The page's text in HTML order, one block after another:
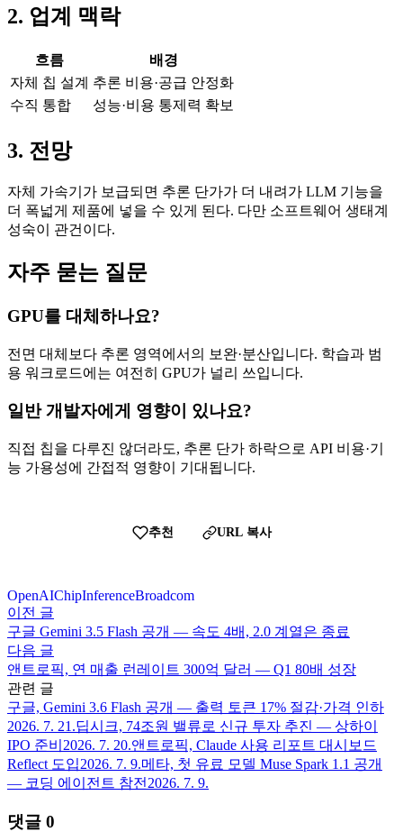
2. 업계 맥락
흐름
배경
자체 칩 설계 추론 비용·공급 안정화
수직 통합
성능·비용 통제력 확보
3. 전망
자체 가속기가 보급되면 추론 단가가 더 내려가 LLM 기능을
더 폭넓게 제품에 넣을 수 있게 된다. 다만 소프트웨어 생태계
성숙이 관건이다.
자주 묻는 질문
GPU를 대체하나요?
전면 대체보다 추론 영역에서의 보완·분산입니다. 학습과 범
용 워크로드에는 여전히 GPU가 널리 쓰입니다.
일반 개발자에게 영향이 있나요?
직접 칩을 다루진 않더라도, 추론 단가 하락으로 API 비용·기
능 가용성에 간접적 영향이 기대됩니다.
추천 URL 복사
OpenAIChipInferenceBroadcom
이전 글
구글 Gemini 3.5 Flash 공개 — 속도 4배, 2.0 계열은 종료
다음 글
앤트로픽, 연 매출 런레이트 300억 달러 — Q1 80배 성장
관련 글
구글, Gemini 3.6 Flash 공개 — 출력 토큰 17% 절감·가격 인하
2026. 7. 21.딥시크, 74조원 밸류로 신규 투자 추진 — 상하이
IPO 준비 2026. 7. 20.앤트로픽, Claude 사용 리포트 대시보드
Reflect 도입2026. 7. 9.메타, 첫 유료 모델 Muse Spark 1.1 공개
— 코딩 에이전트 참전 2026. 7. 9.
댓글 0